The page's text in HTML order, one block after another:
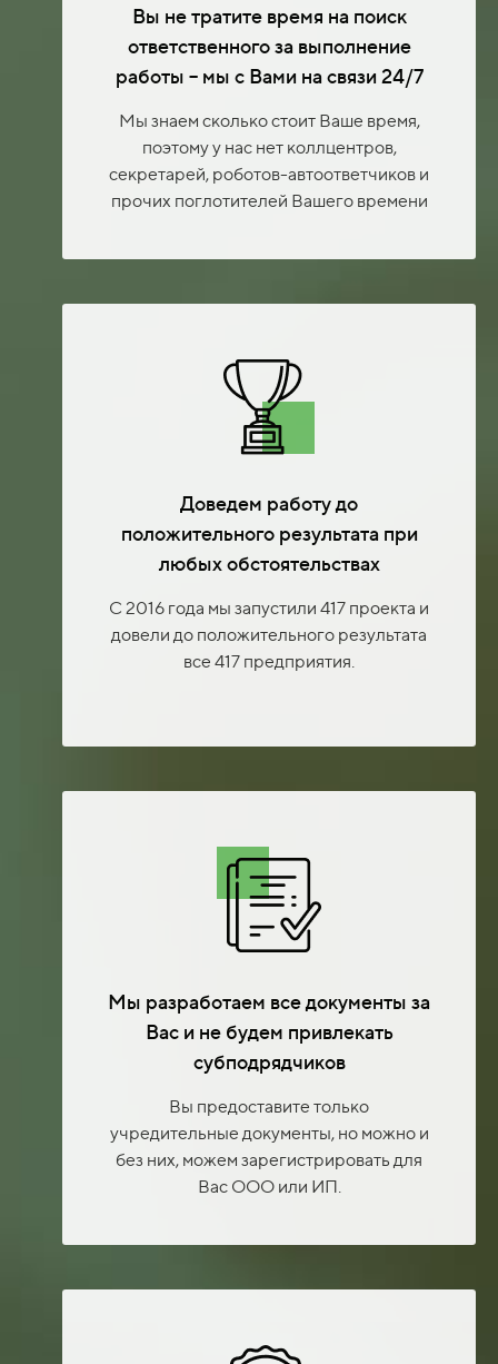
Вы не тратите время на поиск
ответственного за выполнение
работы – мы с Вами на связи 24/7
Мы знаем сколько стоит Ваше время,
поэтому у нас нет коллцентров,
секретарей, роботов-автоответчиков и
прочих поглотителей Вашего времени
Доведем работу до
положительного результата при
любых обстоятельствах
С 2016 года мы запустили 417 проекта и
довели до положительного результата
все 417 предприятия.
Мы разработаем все документы за
Вас и не будем привлекать
субподрядчиков
Вы предоставите только
учредительные документы, но можно и
без них, можем зарегистрировать для
Вас ООО или ИП.